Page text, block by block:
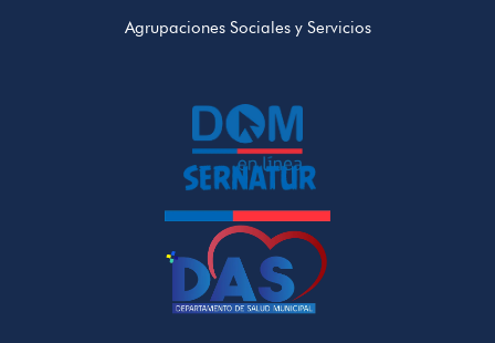
Agrupaciones Sociales y Servicios